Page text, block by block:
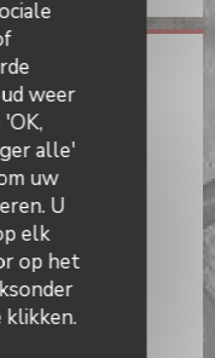
weer
alle'
uw
U
elk
op het
klikken.
product
toegang,